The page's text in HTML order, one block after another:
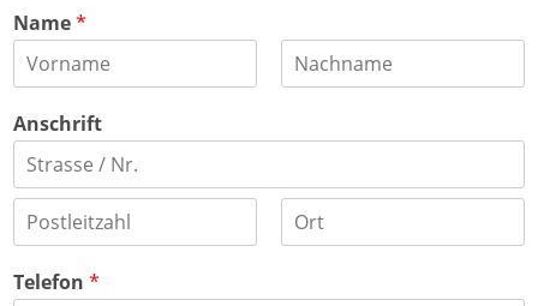
Name*
o
r
m
a
Anschrift
A
s
s
t
a
Telefon *